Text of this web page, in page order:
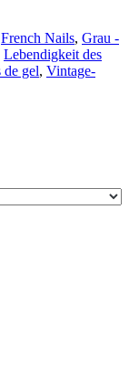
French Nails, Grau -
Lebendigkeit des
de gel, Vintage-